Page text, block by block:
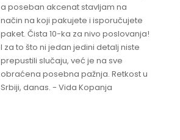
a poseban akcenat stavljam na
način na koji pakujete i isporučujete
paket. Čista 10-ka za nivo poslovanja!
I za to što ni jedan jedini detalj niste
prepustili slučaju, već je na sve
obraćena posebna pažnja. Retkost u
Srbiji, danas. - Vida Kopanja